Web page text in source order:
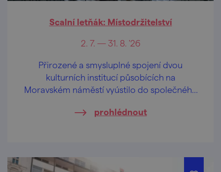
Scalní letňák: Místodržitelství
2. 7. — 31. 8. '26
Přirozené a smysluplné spojení dvou
kulturních institucí působících na
Moravském náměstí vyústilo do společného
prohlédnout